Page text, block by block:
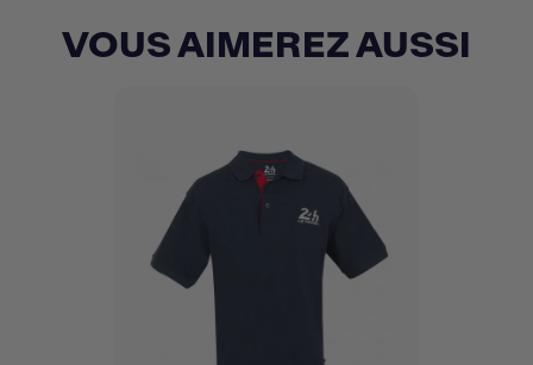
VOUS AIMEREZ AUSSI